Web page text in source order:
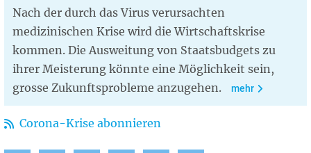
Nach der durch das Virus verursachten
medizinischen Krise wird die Wirtschaftskrise
kommen. Die Ausweitung von Staatsbudgets zu
ihrer Meisterung könnte eine Möglichkeit sein,
grosse Zukunftsprobleme anzugehen.
mehr
Corona-Krise abonnieren